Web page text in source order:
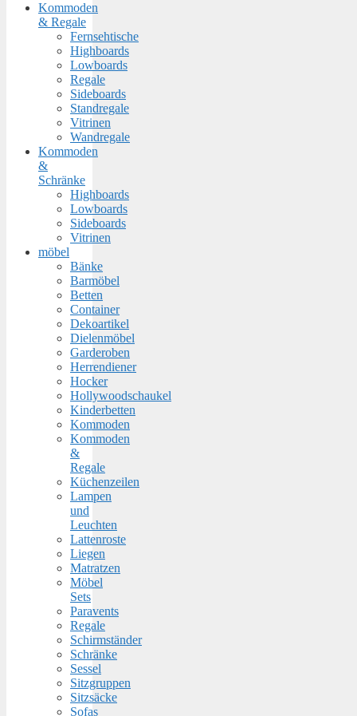
Kommoden
& Regale
Fernsehtische
Highboards
Lowboards
Regale
Sideboards
Standregale
Vitrinen
Wandregale
Kommoden
&
Schränke
Highboards
Lowboards
Sideboards
Vitrinen
möbel
Bänke
Barmöbel
Betten
Container
Dekoartikel
Dielenmöbel
Garderoben
Herrendiener
Hocker
Hollywoodschaukel
Kinderbetten
Kommoden
Kommoden
&
Regale
Küchenzeilen
Lampen
und
Leuchten
Lattenroste
Liegen
Matratzen
Möbel
Sets
Paravents
Regale
Schirmständer
Schränke
Sessel
Sitzgruppen
Sitzsäcke
Sofas